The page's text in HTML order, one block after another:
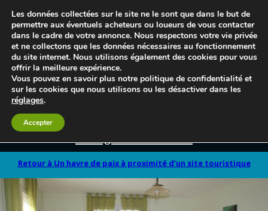
Retour à Un havre de paix à proximité d’un site touristique
Les données collectées sur le site ne le sont que dans le but de
permettre aux éventuels acheteurs ou loueurs de vous contacter
dans le cadre de votre annonce. Nous respectons votre vie privée
et ne collectons que les données nécessaires au fonctionnement
du site internet. Nous utilisons également des cookies pour vous
offrir la meilleure expérience.
Vous pouvez en savoir plus notre politique de confidentialité et
sur les cookies que nous utilisons ou les désactiver dans les
réglages.
Accepter